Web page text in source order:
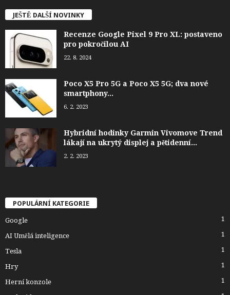
JEŠTĚ DALŠÍ NOVINKY
Recenze Google Pixel 9 Pro XL: postaveno
pro pokročilou AI
22. 8. 2024
Poco X5 Pro 5G a Poco X5 5G; dva nové
smartphony...
6. 2. 2023
Hybridní hodinky Garmin Vivomove Trend
lákají na ukrytý displej a pětidenní...
2. 2. 2023
POPULÁRNÍ KATEGORIE
Google 1
AI Umělá inteligence 1
Tesla 1
Hry 1
Herní konzole 1